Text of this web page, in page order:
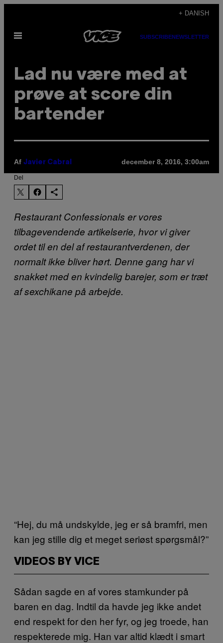
indhold
+ DANISH
Åbn
SUBSCRIBENEWSLETTER
Lad nu være med at
prøve at score din
bartender
Af Javier Cabral december 8, 2016, 3:00am
Del
Restaurant Confessionals er vores
tilbagevendende artikelserie, hvor vi giver
ordet til en del af restaurantverdenen, der
normalt ikke bliver hørt. Denne gang har vi
snakket med en kvindelig barejer, som er træt
af sexchikane på arbejde.
“Hej, du må undskylde, jeg er så bramfri, men
kan jeg stille dig et meget seriøst spørgsmål?”
VIDEOS BY VICE
Sådan sagde en af vores stamkunder på
baren en dag. Indtil da havde jeg ikke andet
end respekt for den her fyr, og jeg troede, han
respekterede mig. Han var altid klædt i smart